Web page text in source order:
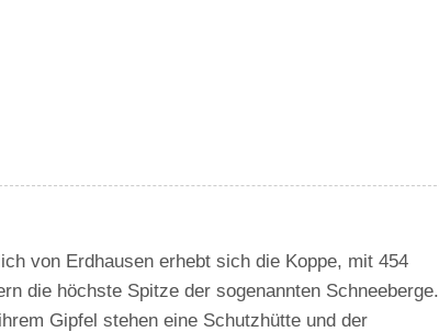
von Erdhausen erhebt sich die Koppe, mit 454
die höchste Spitze der sogenannten Schneeberge.
Gipfel stehen eine Schutzhütte und der